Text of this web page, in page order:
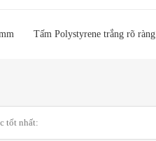
Tấm Polystyrene trắng rõ ràng